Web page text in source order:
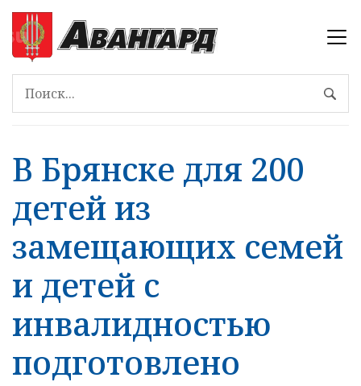
В Брянске для 200
детей из
замещающих семей
и детей с
инвалидностью
подготовлено